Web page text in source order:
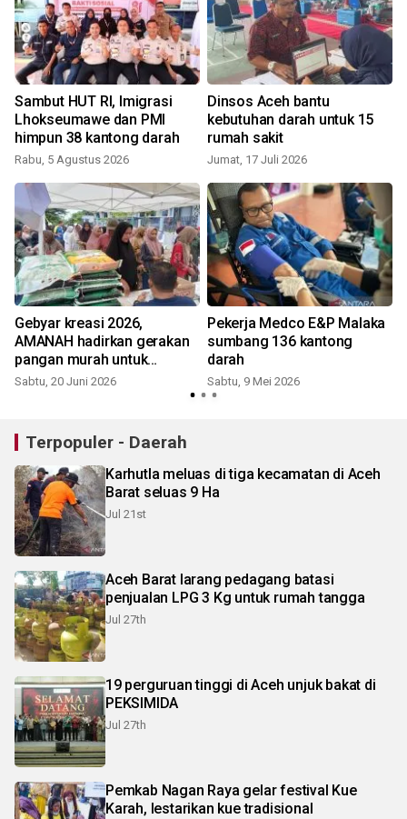
Sambut HUT RI, Imigrasi
Lhokseumawe dan PMI
himpun 38 kantong darah
Rabu, 5 Agustus 2026
Dinsos Aceh bantu
kebutuhan darah untuk 15
rumah sakit
Jumat, 17 Juli 2026
Gebyar kreasi 2026,
AMANAH hadirkan gerakan
pangan murah untuk
masyarakat Aceh
Sabtu, 20 Juni 2026
Pekerja Medco E&P Malaka
sumbang 136 kantong
darah
Sabtu, 9 Mei 2026
Terpopuler - Daerah
Karhutla meluas di tiga kecamatan di Aceh
Barat seluas 9 Ha
Jul 21st
Aceh Barat larang pedagang batasi
penjualan LPG 3 Kg untuk rumah tangga
Jul 27th
19 perguruan tinggi di Aceh unjuk bakat di
PEKSIMIDA
Jul 27th
Pemkab Nagan Raya gelar festival Kue
Karah, lestarikan kue tradisional